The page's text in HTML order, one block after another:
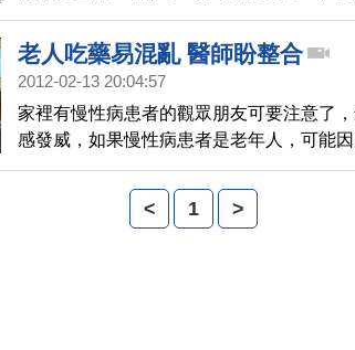
元區國家之間的緊密合作之上。歐洲央行
配置是「無法持續下去的」，進一步讓銀
要的。
老人吃藥易混亂 醫師盼整合
2012-02-13 20:04:57
家裡有慢性病患者的觀眾朋友可要注意了
感發威，如果慢性病患者是老年人，可能
反應。醫師建議，可請老年醫學科的醫師
的問題危及健康。
< 1 >